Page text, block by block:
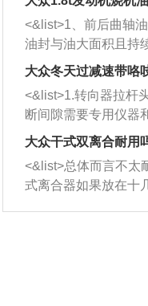
西取出来。但如果是
的堵塞，就需要将三
洗剂对堵塞的情况得
放在燃油箱中，与燃
动时，就可以和汽油
室，最后形成废气排
催化器得到清洗，排
能够得到解决。
一圈半的练习，往右
圈数。 <&list>3、最
习，这样就可以形成
驾驶车辆时，不需要
向。
<&list>1、前后曲轴
油封与油大面积且持
和发动机内持续温度
逐渐减弱，导致渗油
活塞间隙过大：积碳
的间隙扩大，导致机
造成烧机油。
机油粘度过小的话，
象，机油粘度过小具
大众冬天过减速带咯
<&list>1.转向器拉杆
断间隙需要专用仪器
无法制作，需要将车
店；<&list>2.车辆半
裂，破裂后会出现漏
损严重，磨损的半轴
响；<&list>3.稳定器
大众干式双离合耐用
<&list>总体而言不太
式离合器如果放在十